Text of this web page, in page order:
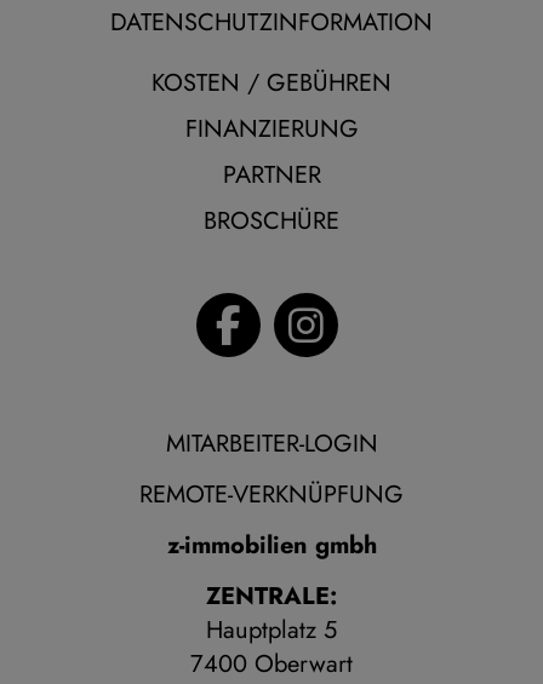
DATENSCHUTZINFORMATION
KOSTEN / GEBÜHREN
FINANZIERUNG
PARTNER
BROSCHÜRE
MITARBEITER-LOGIN
REMOTE-VERKNÜPFUNG
z-immobilien gmbh
ZENTRALE:
Hauptplatz 5
7400 Oberwart